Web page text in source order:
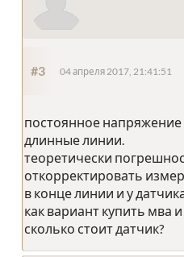
#3 04 апреля 2017, 21:41:51
постоянное
длинные линии.
теоретически
откорректировать
в конце линии и у
как вариант купить мва
сколько стоит датчик?